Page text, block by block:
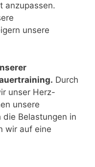
anzupassen.
unsere
Durch
unser Herz-
unsere
Belastungen in
wir auf eine